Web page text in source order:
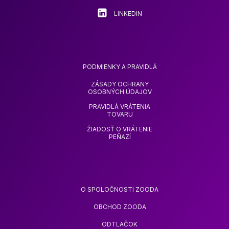
LINKEDIN
PODMIENKY A PRAVIDLÁ
ZÁSADY OCHRANY
OSOBNÝCH ÚDAJOV
PRAVIDLÁ VRÁTENIA
TOVARU
ŽIADOSŤ O VRÁTENIE
PEŇAZÍ
O SPOLOČNOSTI ZOODA
OBCHOD ZOODA
ODTLAČOK